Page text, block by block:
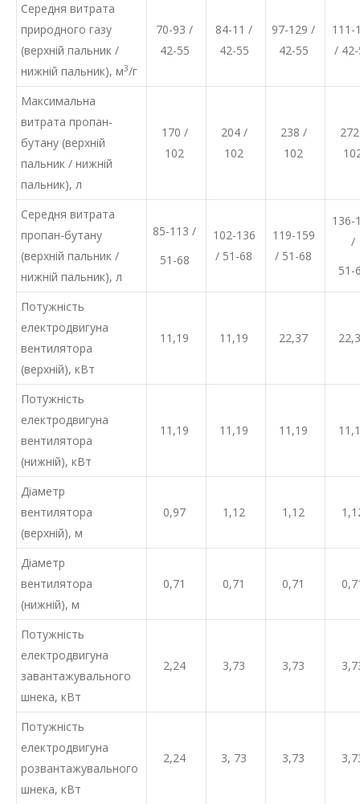
Середня витрата
природного газу
(верхній пальник /
нижній пальник), м3/г
70-93 /
42-55
84-11 /
42-55
97-129 /
42-55
111-
/
Максимальна
витрата пропан-
бутану (верхній
пальник / нижній
пальник), л
170 /
102
204 /
102
238 /
102
Середня витрата
пропан-бутану
(верхній пальник /
нижній пальник), л
85-113 /
51-68
102-136
/ 51-68
119-159
/ 51-68
136-
/
51-
Потужність
електродвигуна
вентилятора
(верхній), кВт
11,19 11,19 22,37
Потужність
електродвигуна
вентилятора
(нижній), кВт
11,19 11,19 11,19
Діаметр
вентилятора
(верхній), м
0,97 1,12 1,12
Діаметр
вентилятора
(нижній), м
0,71 0,71 0,71
Потужність
електродвигуна
завантажувального
шнека, кВт
2,24 3,73 3,73
Потужність
електродвигуна
розвантажувального
шнека, кВт
2,24 3, 73 3,73